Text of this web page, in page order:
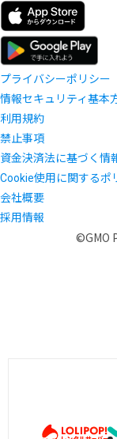
プライバシーポリシー
情報セキュリティ基本
利用規約
禁止事項
資金決済法に基づく情
Cookie使用に関するポ
会社概要
採用情報
©GMO